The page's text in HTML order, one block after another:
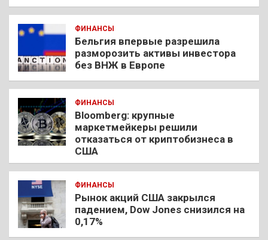
ФИНАНСЫ
Бельгия впервые разрешила
разморозить активы инвестора
без ВНЖ в Европе
ФИНАНСЫ
Bloomberg: крупные
маркетмейкеры решили
отказаться от криптобизнеса в
США
ФИНАНСЫ
Рынок акций США закрылся
падением, Dow Jones снизился на
0,17%